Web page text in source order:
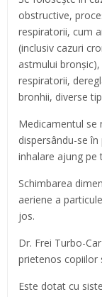
obstructive,
respiratorii, cum
(inclusiv cazuri
astmului
respiratorii,
bronhii, diverse
Medicamentul se
dispersându-se
inhalare ajung
Schimbarea
aeriene a
jos.
Dr. Frei Turbo-
prietenos copiilor
Este dotat cu